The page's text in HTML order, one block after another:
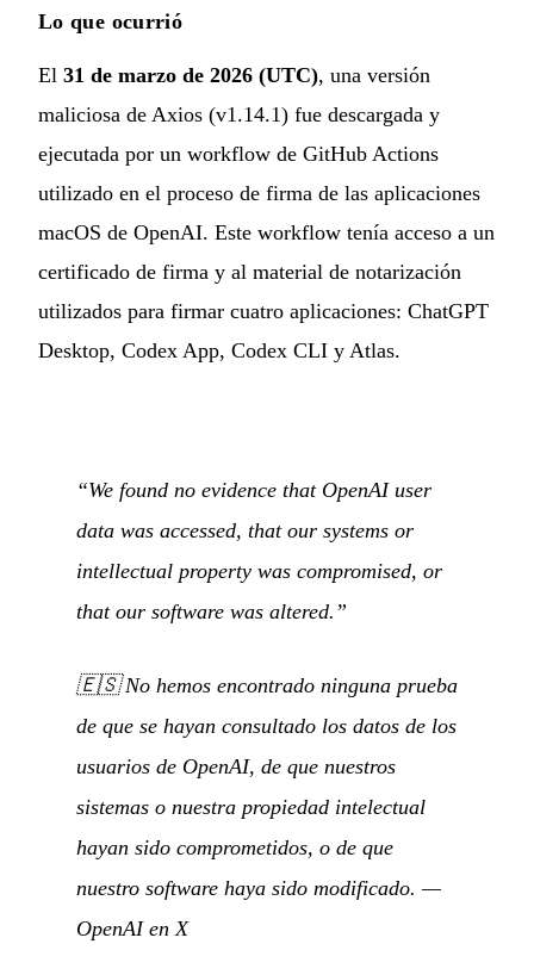
Lo que ocurrió
El 31 de marzo de 2026 (UTC), una versión
maliciosa de Axios (v1.14.1) fue descargada y
ejecutada por un workflow de GitHub Actions
utilizado en el proceso de firma de las aplicaciones
macOS de OpenAI. Este workflow tenía acceso a un
certificado de firma y al material de notarización
utilizados para firmar cuatro aplicaciones: ChatGPT
Desktop, Codex App, Codex CLI y Atlas.
“We found no evidence that OpenAI user
data was accessed, that our systems or
intellectual property was compromised, or
that our software was altered.”
🇪🇸No hemos encontrado ninguna prueba
de que se hayan consultado los datos de los
usuarios de OpenAI, de que nuestros
sistemas o nuestra propiedad intelectual
hayan sido comprometidos, o de que
nuestro software haya sido modificado. —
OpenAI en X